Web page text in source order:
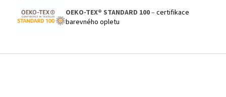
OEKO-TEX® STANDARD 100–certifikace
barevného opletu